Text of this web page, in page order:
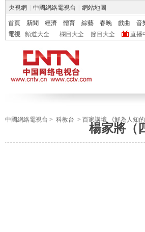
央視網 中國網絡電視台 網站地圖
首頁 新聞 經濟 體育 綜藝 春晚 戲曲 音
電視
頻道大全 欄目大全 節目大全 直播
中國網絡電視台 > 科教台 > 百家講壇 《鮮為人知的
楊家將（